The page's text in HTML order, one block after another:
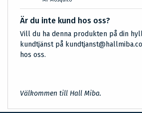
Är du inte kund hos oss?
Vill du ha denna produkten på din
kundtjänst på
hos oss.
Välkommen till Hall Miba.